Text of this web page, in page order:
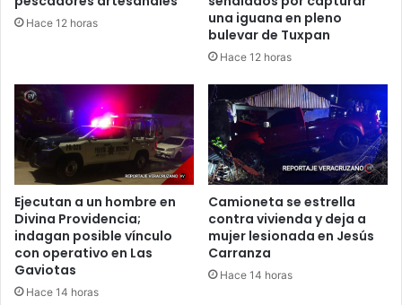
Hace 12 horas
una iguana en pleno
bulevar de Tuxpan
Hace 12 horas
Ejecutan a un hombre en
Divina Providencia;
indagan posible vínculo
con operativo en Las
Gaviotas
Hace 14 horas
Camioneta se estrella
contra vivienda y deja a
mujer lesionada en Jesús
Carranza
Hace 14 horas